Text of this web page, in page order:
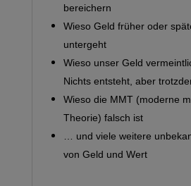
bereichern
Wieso Geld früher oder
untergeht
Wieso unser Geld
Nichts entsteht, aber
Wieso die MMT (moderne
Theorie) falsch ist
… und viele weitere
von Geld und Wert